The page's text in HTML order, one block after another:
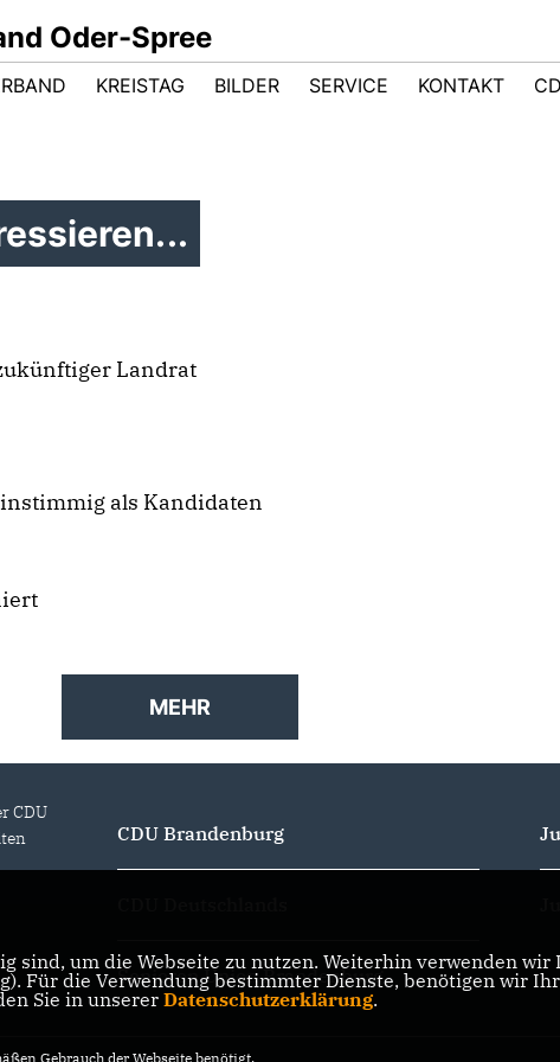
Oder-Spree
KREISTAG BILDER SERVICE KONTAKT
Landrat
als Kandidaten
MEHR
CDU
CDU Brandenburg
Senioren Union Brandenburg
sind, um die Webseite zu nutzen. Weiterhin verwenden
Für die Verwendung bestimmter Dienste, benötigen wir
Sie in unserer Datenschutzerklärung.
Gebrauch der Webseite benötigt.